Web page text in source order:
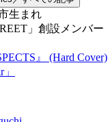
生まれ
」創設メンバー
』 (Hard Cover)